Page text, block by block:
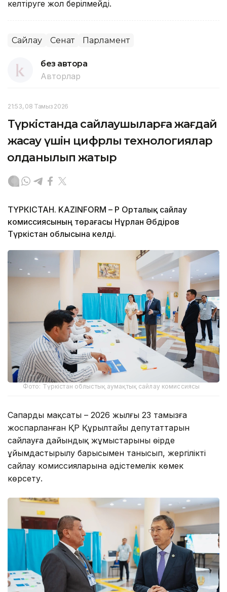
келтiруге жол берілмейдi.
Сайлау Сенат Парламент
без автора
Авторлар
21:53, 08 Тамыз 2026
Түркістанда сайлаушыларға жағдай
жасау үшін цифрлық технологиялар
қолданылып жатыр
ТҮРКІСТАН. KAZINFORM – ҚР Орталық сайлау
комиссиясының төрағасы Нұрлан Әбдіров
Түркістан облысына келді.
Фото: Түркістан облыстық аумақтық сайлау комиссиясы
Сапардың мақсаты – 2026 жылғы 23 тамызға
жоспарланған ҚР Құрылтайы депутаттарын
сайлауға дайындық жұмыстарының өңірде
ұйымдастырылу барысымен танысып, жергілікті
сайлау комиссияларына әдістемелік көмек
көрсету.